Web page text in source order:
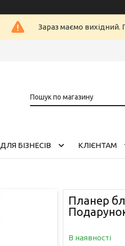
Зараз маємо вихідний.
ДЛЯ БІЗНЕСІВ КЛІЄНТАМ
Планер
В наявності